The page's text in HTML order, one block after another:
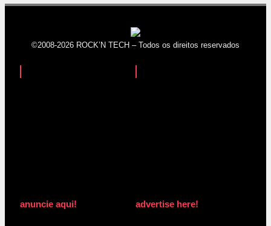
©2008-2026 ROCK’N TECH – Todos os direitos reservados
anuncie aqui! advertise here!